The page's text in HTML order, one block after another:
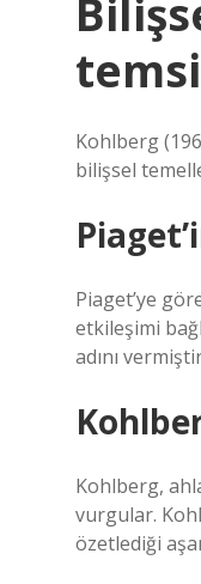
Kohlberg
bilişsel
Piaget’ye
etkileşimi
adını
Kohlberg,
vurgular.
özetlediği